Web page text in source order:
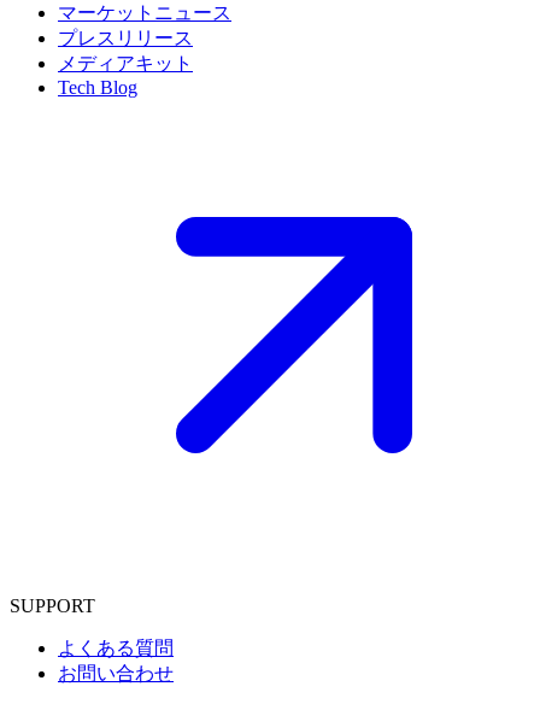
マーケットニュース
プレスリリース
メディアキット
Tech Blog
SUPPORT
よくある質問
お問い合わせ